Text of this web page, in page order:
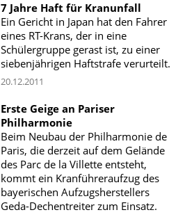
7 Jahre Haft für Kranunfall
Ein Gericht in Japan hat den Fahrer
eines RT-Krans, der in eine
Schülergruppe gerast ist, zu einer
siebenjährigen Haftstrafe verurteilt.
20.12.2011
Erste Geige an Pariser
Philharmonie
Beim Neubau der Philharmonie de
Paris, die derzeit auf dem Gelände
des Parc de la Villette entsteht,
kommt ein Kranführeraufzug des
bayerischen Aufzugsherstellers
Geda-Dechentreiter zum Einsatz.